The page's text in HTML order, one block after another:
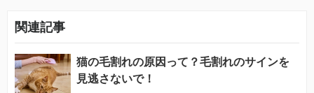
関連記事
猫の毛割れの原因って？毛割れのサインを
見逃さないで！